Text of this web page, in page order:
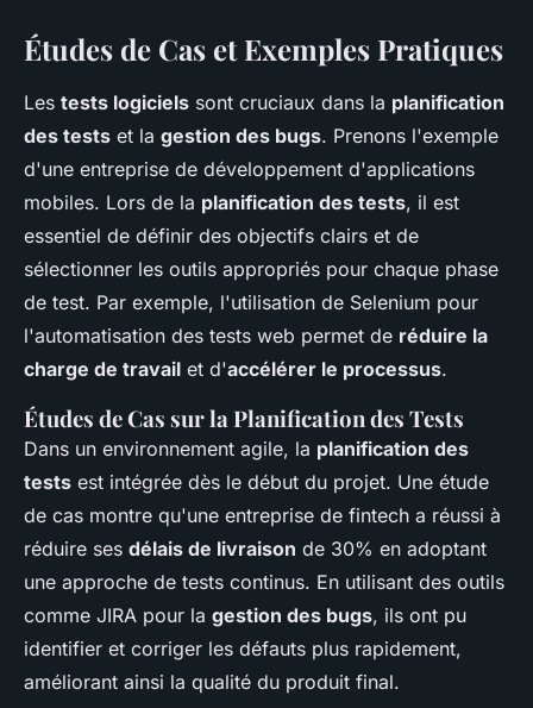
Études de Cas et Exemples Pratiques
Les tests logiciels sont cruciaux dans la planification
des tests et la gestion des bugs. Prenons l'exemple
d'une entreprise de développement d'applications
mobiles. Lors de la planification des tests, il est
essentiel de définir des objectifs clairs et de
sélectionner les outils appropriés pour chaque phase
de test. Par exemple, l'utilisation de Selenium pour
l'automatisation des tests web permet de réduire la
charge de travail et d'accélérer le processus.
Études de Cas sur la Planification des Tests
Dans un environnement agile, la planification des
tests est intégrée dès le début du projet. Une étude
de cas montre qu'une entreprise de fintech a réussi à
réduire ses délais de livraison de 30% en adoptant
une approche de tests continus. En utilisant des outils
comme JIRA pour la gestion des bugs, ils ont pu
identifier et corriger les défauts plus rapidement,
améliorant ainsi la qualité du produit final.